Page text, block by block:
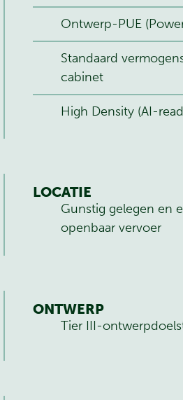
Ontwerp-PUE
Standaard
cabinet
High Density (AI-
LOCATIE
Gunstig gelegen en
openbaar vervoer
ONTWERP
Tier III-